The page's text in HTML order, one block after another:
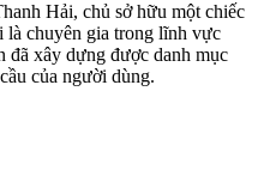
Hải, chủ sở hữu một chiếc
chuyên gia trong lĩnh vực
đã xây dựng được danh mục
của người dùng.